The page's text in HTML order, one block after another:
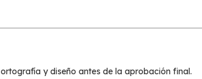
y diseño antes de la aprobación final.